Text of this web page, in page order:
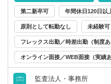
第二新卒可 年間休日120日以
原則として転勤なし 未経験可
フレックス出勤／時差出勤（制度あ
オンライン面接／WEB面接（実績あ
監査法人・事務所
日商簿記検定3級
福島県
関東
茨城県
財務・会計・税
人事・組織コンサ
その他（コンサル